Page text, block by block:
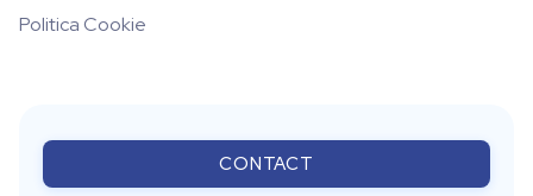
Politica Cookie
CONTACT